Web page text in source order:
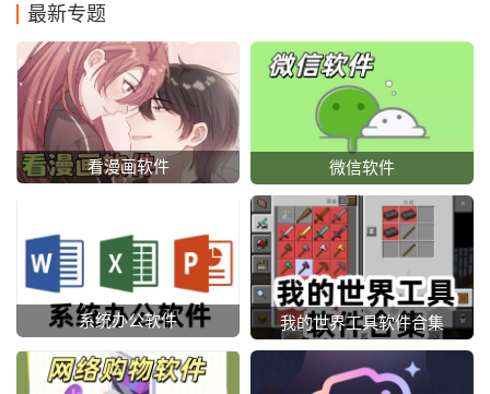
最新专题
看漫画软件 微信软件
系统办公软件 我的世界工具软件合集